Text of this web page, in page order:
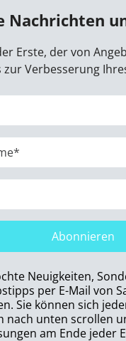
Nachrichten
Erste, der von
zur Verbesserung
Abonnieren
Neuigkeiten,
per E-Mail von
Sie können sich
nach unten scrollen
am Ende jeder